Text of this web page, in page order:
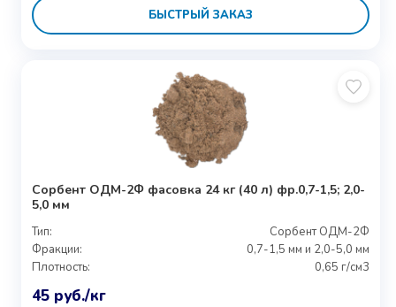
БЫСТРЫЙ ЗАКАЗ
Сорбент ОДМ-2Ф фасовка 24 кг (40 л) фр.0,7-1,5; 2,0-
5,0 мм
Тип:
Сорбент ОДМ-2Ф
Фракции:
0,7-1,5 мм и 2,0-5,0 мм
Плотность:
0,65 г/см3
45 руб./кг